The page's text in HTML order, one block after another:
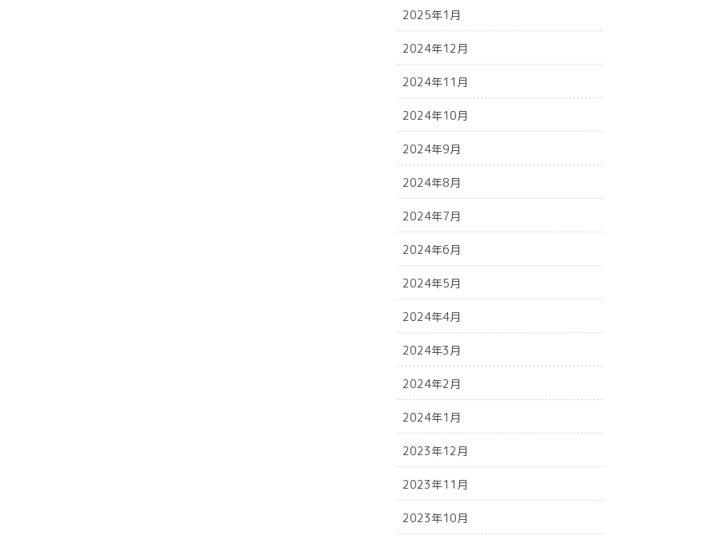
2025年1月
2024年12月
2024年11月
2024年10月
2024年9月
2024年8月
2024年7月
2024年6月
2024年5月
2024年4月
2024年3月
2024年2月
2024年1月
2023年12月
2023年11月
2023年10月